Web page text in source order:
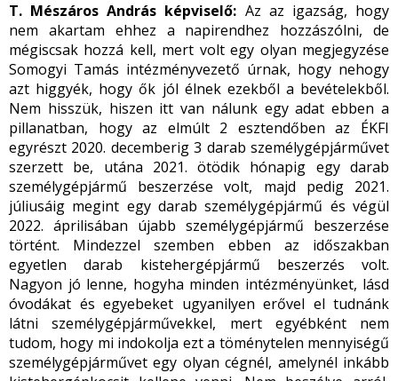
T. Mészáros András képviselő: Az az igazság, hogy
nem akartam ehhez a napirendhez hozzászólni, de
mégiscsak hozzá kell, mert volt egy olyan megjegyzése
Somogyi Tamás intézményvezető úrnak, hogy nehogy
azt higgyék, hogy ők jól élnek ezekből a bevételekből.
Nem hisszük, hiszen itt van nálunk egy adat ebben a
pillanatban, hogy az elmúlt 2 esztendőben az ÉKFI
egyrészt 2020. decemberig 3 darab személygépjárművet
szerzett be, utána 2021. ötödik hónapig egy darab
személygépjármű beszerzése volt, majd pedig 2021.
júliusáig megint egy darab személygépjármű és végül
2022. áprilisában újabb személygépjármű beszerzése
történt. Mindezzel szemben ebben az időszakban
egyetlen darab kistehergépjármű beszerzés volt.
Nagyon jó lenne, hogyha minden intézményünket, lásd
óvodákat és egyebeket ugyanilyen erővel el tudnánk
látni személygépjárművekkel, mert egyébként nem
tudom, hogy mi indokolja ezt a töménytelen mennyiségű
személygépjárművet egy olyan cégnél, amelynél inkább